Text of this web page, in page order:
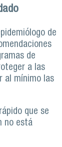
de
de
a las
al mínimo las
que se
no está